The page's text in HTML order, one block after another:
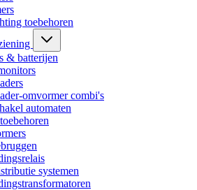
toebehoren
& batterijen
omvormer combi's
automaten
systemen